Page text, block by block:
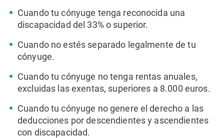
Cuando tu cónyuge tenga reconocida una
discapacidad del 33% o superior.
Cuando no estés separado legalmente de tu
cónyuge.
Cuando tu cónyuge no tenga rentas anuales,
excluidas las exentas, superiores a 8.000 euros.
Cuando tu cónyuge no genere el derecho a las
deducciones por descendientes y ascendientes
con discapacidad.